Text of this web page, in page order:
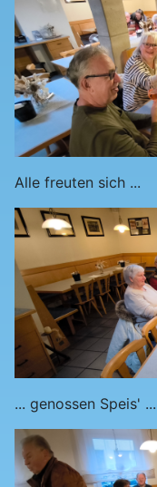
Alle freuten sich ...
... genossen Speis' ...